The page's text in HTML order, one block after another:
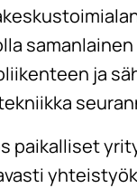
samanlainen
ja
paikalliset